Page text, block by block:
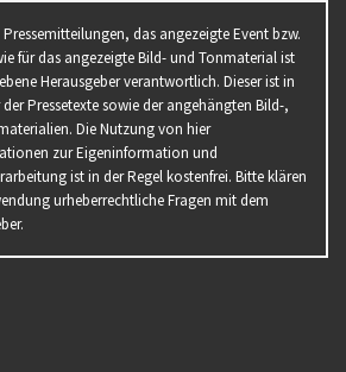
das angezeigte Event bzw.
für das angezeigte Bild- und Tonmaterial ist
Herausgeber verantwortlich. Dieser ist in
Pressetexte sowie der angehängten Bild-,
Die Nutzung von hier
zur Eigeninformation und
ist in der Regel kostenfrei. Bitte klären
urheberrechtliche Fragen mit dem